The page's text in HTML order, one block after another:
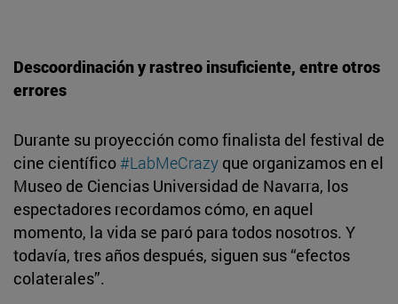
Descoordinación y rastreo insuficiente, entre otros
errores
Durante su proyección como finalista del festival de
cine científico#LabMeCrazy que organizamos en el
Museo de Ciencias Universidad de Navarra, los
espectadores recordamos cómo, en aquel
momento, la vida se paró para todos nosotros. Y
todavía, tres años después, siguen sus “efectos
colaterales”.